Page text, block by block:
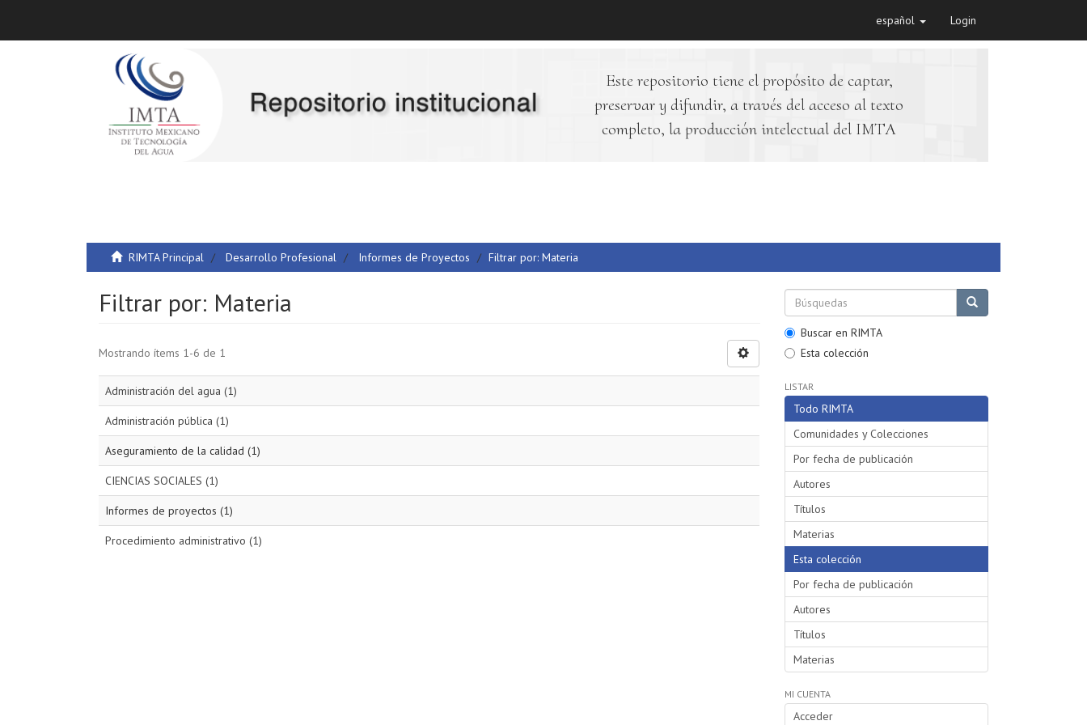
español Login
Este repositorio tiene el propósito de captar,
preservar y difundir, a través del acceso al texto
completo, la producción intelectual del IMTA
RIMTA Principal Desarrollo Profesional Informes de Proyectos Filtrar por: Materia
Filtrar por: Materia
Mostrando ítems 1-6 de 1
Administración del agua (1)
Administración pública (1)
Aseguramiento de la calidad (1)
CIENCIAS SOCIALES (1)
Informes de proyectos (1)
Procedimiento administrativo (1)
Buscar en RIMTA
Esta colección
LISTAR
Todo RIMTA
Comunidades y Colecciones
Por fecha de publicación
Autores
Títulos
Materias
Esta colección
Por fecha de publicación
Autores
Títulos
Materias
MI CUENTA
Acceder